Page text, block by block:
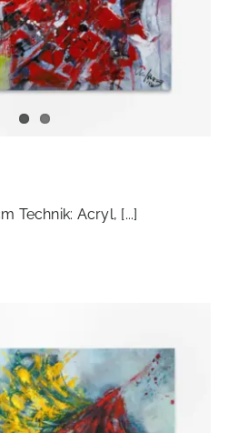
Technik: Acryl, [...]